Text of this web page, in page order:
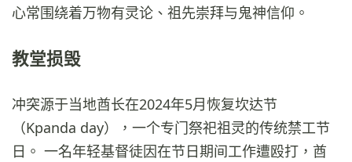
心常围绕着万物有灵论、祖先崇拜与鬼神信仰。
教堂损毁
冲突源于当地酋长在2024年5月恢复坎达节
（Kpanda day），一个专门祭祀祖灵的传统禁工节
日。 一名年轻基督徒因在节日期间工作遭殴打，酋